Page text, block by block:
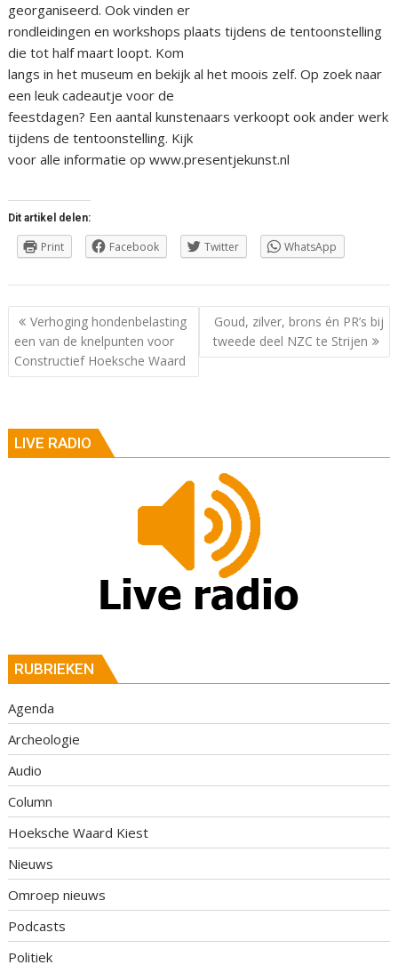
georganiseerd. Ook vinden er
rondleidingen en workshops plaats tijdens de tentoonstelling
die tot half maart loopt. Kom
langs in het museum en bekijk al het moois zelf. Op zoek naar
een leuk cadeautje voor de
feestdagen? Een aantal kunstenaars verkoopt ook ander werk
tijdens de tentoonstelling. Kijk
voor alle informatie op www.presentjekunst.nl
Dit artikel delen:
Print Facebook Twitter WhatsApp
Berichtnavigatie
Verhoging hondenbelasting
een van de knelpunten voor
Constructief Hoeksche Waard
Goud, zilver, brons én PR’s bij
tweede deel NZC te Strijen
LIVE RADIO
RUBRIEKEN
Agenda
Archeologie
Audio
Column
Hoeksche Waard Kiest
Nieuws
Omroep nieuws
Podcasts
Politiek